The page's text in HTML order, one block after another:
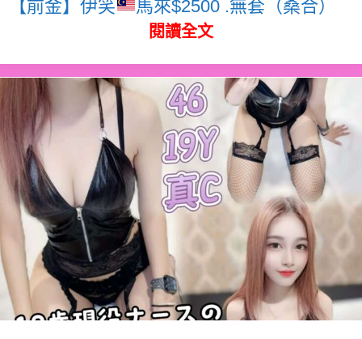
【前金】伊笑 馬來$2500 .無套（桑合）
閱讀全文